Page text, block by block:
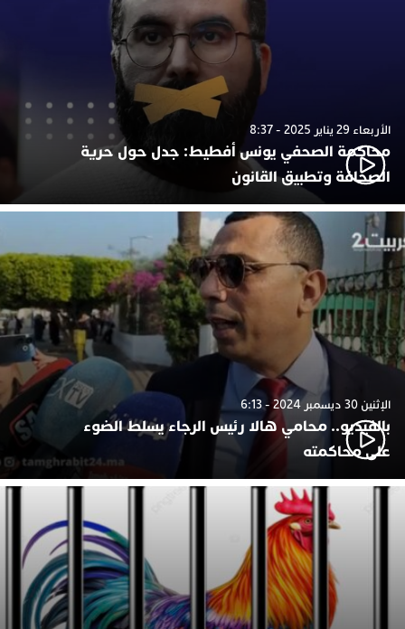
الأربعاء 29 يناير 2025 - 8:37
محاكمة الصحفي يونس أفطيط: جدل حول حرية
الصحافة وتطبيق القانون
الإثنين 30 ديسمبر 2024 - 6:13
بالفيديو.. محامي هالا رئيس الرجاء يسلط الضوء
على محاكمته